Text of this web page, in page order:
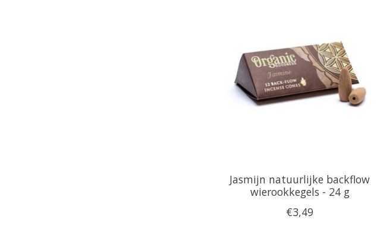
Jasmijn natuurlijke backflow
wierookkegels - 24 g
€3,49